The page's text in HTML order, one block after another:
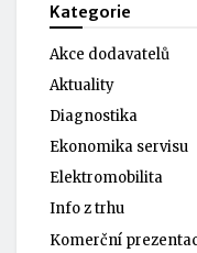
Kategorie
Akce dodavatelů
Aktuality
Diagnostika
Ekonomika servisu
Elektromobilita
Info z trhu
Komerční